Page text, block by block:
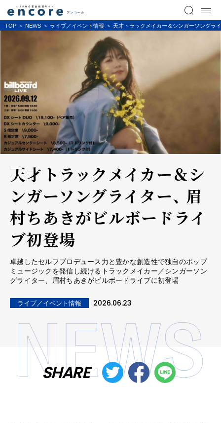
TOP NEWS ライブ／イベント情報 天才トラックメイカー＆シンガーソングラ
天才トラックメイカー＆シ
ンガーソングライター、 眉
村ちあきがビルボードライ
ブ初登場
卓越したセルフプロデュース力と豊かな創造性で独自のポップ
ミュージックを発信し続けるトラックメイカー／シンガーソン
グライター、眉村ちあきがビルボードライブに初登場
ライブ／イベント情報 2026.06.23
SHARE